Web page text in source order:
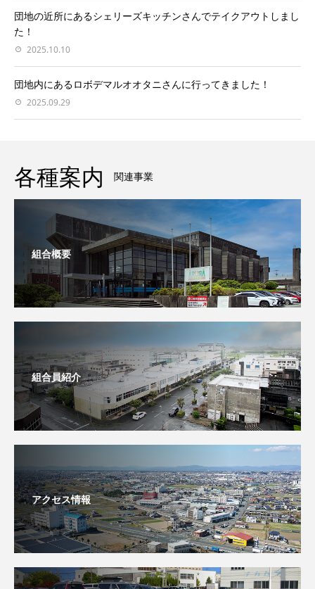
団地の近所にあるシェリーズキッチンさんでテイクアウトしまし
た！
2025.10.10
団地内にあるロボデマルオオタニさんに行ってきました！
2025.09.29
各種案内 関連事業
組合概要
組合員紹介
アクセス情報